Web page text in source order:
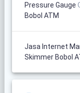
Pressure Gauge
Bobol ATM
Jasa Internet
Skimmer Bobol